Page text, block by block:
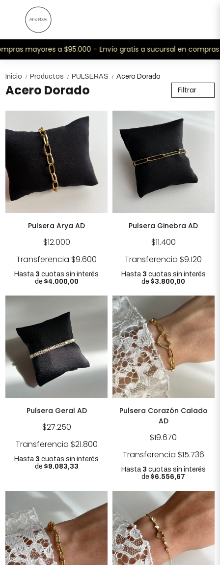
mayores a $95.000 - Envío gratis a sucursal en compras
Inicio / Productos / PULSERAS / Acero Dorado
Acero Dorado Filtrar
Pulsera Arya AD
$12.000
Transferencia $9.600
Hasta 3 cuotas sin interés
de $4.000,00
Pulsera Ginebra AD
$11.400
Transferencia $9.120
Hasta 3 cuotas sin interés
de$3.800,00
Pulsera Geral AD
$27.250
Transferencia $21.800
Hasta 3 cuotas sin interés
de $9.083,33
Pulsera Corazón Calado
AD
$19.670
Transferencia $15.736
Hasta 3 cuotas sin interés
de$6.556,67